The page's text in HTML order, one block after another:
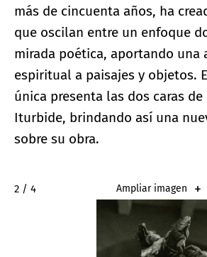
más de cincuenta años, ha
que oscilan entre un enfoque
mirada poética, aportando una
espiritual a paisajes y objetos.
única presenta las dos caras de
Iturbide, brindando así una
sobre su obra.
2 / 4 Ampliar imagen